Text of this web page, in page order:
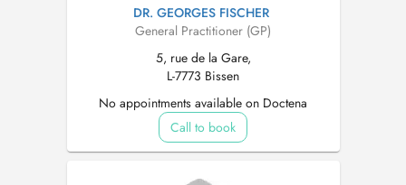
DR. GEORGES FISCHER
General Practitioner (GP)
5, rue de la Gare,
L-7773 Bissen
No appointments available on Doctena
Call to book